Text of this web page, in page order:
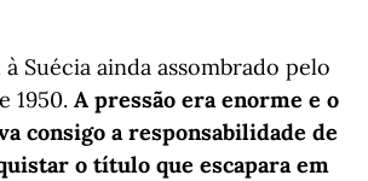
Suécia ainda assombrado pelo
1950. A pressão era enorme e o
consigo a responsabilidade de
o título que escapara em